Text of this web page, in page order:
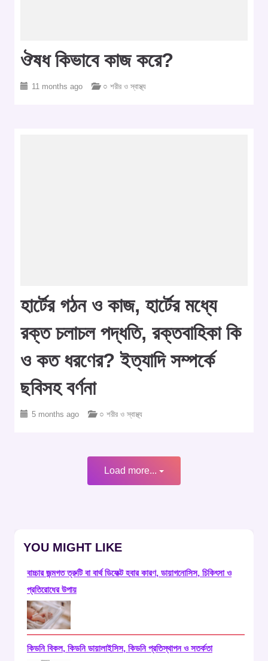
ঔষধ কিভাবে কাজ করে?
11 months ago ○ শরীর ও স্বাস্থ্য
হার্টের গঠন ও কাজ, হার্টের মধ্যে
রক্ত চলাচল পদ্ধতি, রক্তবাহিকা কি
ও কত ধরণের? ইত্যাদি সম্পর্কে
ছবিসহ বর্ণনা
5 months ago ○ শরীর ও স্বাস্থ্য
Load more...
YOU MIGHT LIKE
বাচ্চার জন্মগত ত্রুটি বা বার্থ ডিফেক্ট হবার কারণ, ডায়াগনোসিস, চিকিৎসা ও
প্রতিরোধের উপায়
কিডনি বিকল, কিডনি ডায়ালাইসিস, কিডনি প্রতিস্থাপন ও সতর্কতা